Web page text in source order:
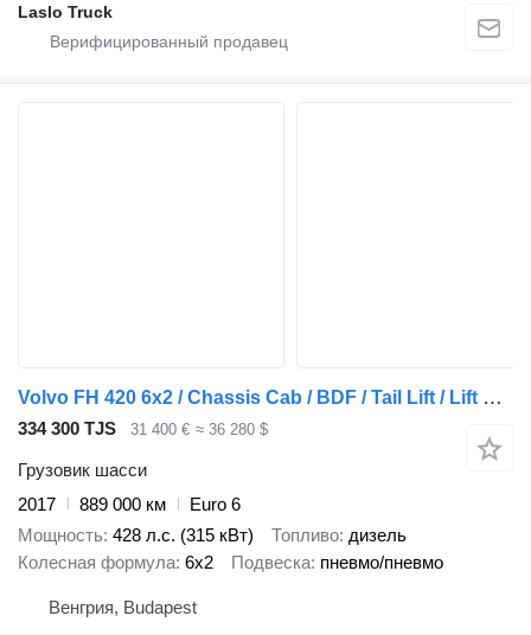
Laslo Truck
Volvo FH 420 6x2 / Chassis Cab / BDF / Tail Lift / Lift & Steering Axl
334 300 TJS 31 400 € ≈ 36 280 $
Грузовик шасси
2017
889 000 км
Euro 6
Мощность 428 л.с. (315 кВт) Топливо дизель
Колесная формула 6x2 Подвеска пневмо/пневмо
Венгрия, Budapest